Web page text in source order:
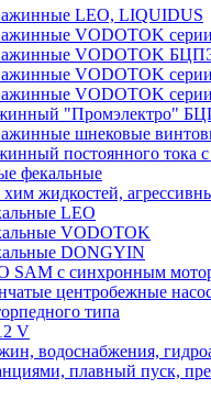
LEO, LIQUIDUS
VODOTOK
VODOTOK
VODOTOK
VODOTOK
"Промэлектро"
шнековые
постоянного тока
фекальные
жидкостей,
LEO
VODOTOK
DONGYIN
SAM с синхронным
центробежные
типа
V
водоснабжения,
плавный пуск,